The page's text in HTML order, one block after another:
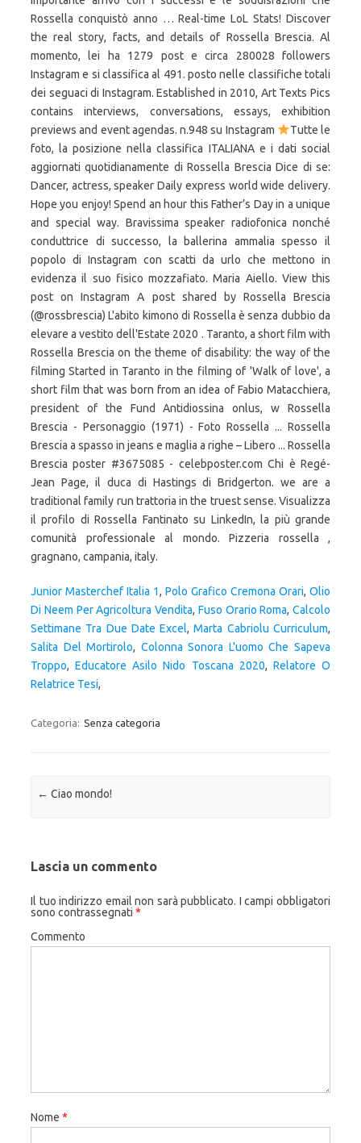
Rossella conquistò anno … Real-time LoL Stats! Discover
the real story, facts, and details of Rossella Brescia. Al
momento, lei ha 1279 post e circa 280028 followers
Instagram e si classifica al 491. posto nelle classifiche totali
dei seguaci di Instagram. Established in 2010, Art Texts Pics
contains interviews, conversations, essays, exhibition
previews and event agendas. n.948 su Instagram
Tutte le
foto, la posizione nella classifica ITALIANA e i dati social
aggiornati quotidianamente di Rossella Brescia Dice di se:
Dancer, actress, speaker Daily express world wide delivery.
Hope you enjoy! Spend an hour this Father’s Day in a unique
and special way. Bravissima speaker radiofonica nonché
conduttrice di successo, la ballerina ammalia spesso il
popolo di Instagram con scatti da urlo che mettono in
evidenza il suo fisico mozzafiato. Maria Aiello. View this
post on Instagram A post shared by Rossella Brescia
(@rossbrescia) L'abito kimono di Rossella è senza dubbio da
elevare a vestito dell'Estate 2020 . Taranto, a short film with
Rossella Brescia on the theme of disability: the way of the
filming Started in Taranto in the filming of 'Walk of love', a
short film that was born from an idea of Fabio Matacchiera,
president of the Fund Antidiossina onlus, w Rossella
Brescia - Personaggio (1971) - Foto Rossella ... Rossella
Brescia a spasso in jeans e maglia a righe – Libero ... Rossella
Brescia poster #3675085 - celebposter.com Chi è Regé-
Jean Page, il duca di Hastings di Bridgerton. we are a
traditional family run trattoria in the truest sense. Visualizza
il profilo di Rossella Fantinato su LinkedIn, la più grande
comunità professionale al mondo. Pizzeria rossella ,
gragnano, campania, italy.
Junior Masterchef Italia 1, Polo Grafico Cremona Orari, Olio
Di Neem Per Agricoltura Vendita, Fuso Orario Roma, Calcolo
Settimane Tra Due Date Excel,Marta Cabriolu Curriculum,
Salita Del Mortirolo, Colonna Sonora L'uomo Che Sapeva
Troppo,Educatore Asilo Nido Toscana 2020, Relatore O
Relatrice Tesi,
Categoria: Senza categoria
Navigazione articolo
← Ciao mondo!
Lascia un commento
Il tuo indirizzo email non sarà pubblicato. I campi obbligatori
sono contrassegnati *
Commento
Nome *